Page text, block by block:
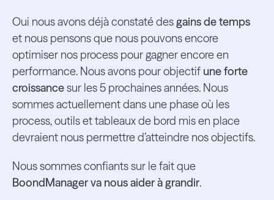
Oui nous avons déjà constaté desgains de temps
et nous pensons que nous pouvons encore
optimiser nos process pour gagner encore en
performance. Nous avons pour objectif une forte
croissancesur les 5 prochaines années. Nous
sommes actuellement dans une phase où les
process, outils et tableaux de bord mis en place
devraient nous permettre d’atteindre nos objectifs.
Nous sommes confiants sur le fait que
BoondManager va nous aider à grandir.